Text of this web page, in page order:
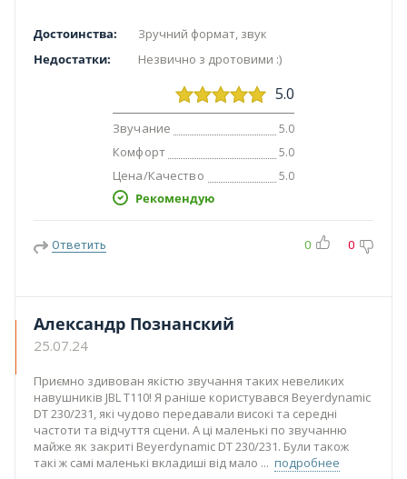
Достоинства:
Зручний формат, звук
Недостатки:
Незвично з дротовими :)
5.0
Звучание 5.0
Комфорт 5.0
Цена/Качество 5.0
Рекомендую
Ответить 0 0
Александр Познанский
25.07.24
Приємно здивован якістю звучання таких невеликих
навушників JBL T110! Я раніше користувався Beyerdynamic
DT 230/231, які чудово передавали високі та середні
частоти та відчуття сцени. А ці маленькі по звучанню
майже як закриті Beyerdynamic DT 230/231. Були також
такі ж самі маленькі вкладиші від мало
подробнее